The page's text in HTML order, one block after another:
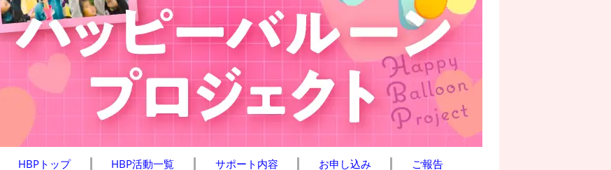
HBPトップ HBP活動一覧 サポート内容 お申し込み ご報告